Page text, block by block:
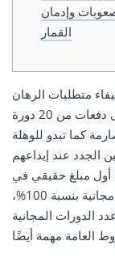
وإدمان
القمار
متطلبات الرهان
الجديدة، تُمنح الدورات المجانية الجديدة على دفعات من 20 دورة
كما تبدو للوهلة
الجدد عند إيداعهم
أول مبلغ حقيقي في Betista. وبفضل هذه الدورات، سنفتح لك أبوابًا
جديدة لأفضل الكازينوهات التي تقدم دورات مجانية بنسبة 100%،
الدورات المجانية